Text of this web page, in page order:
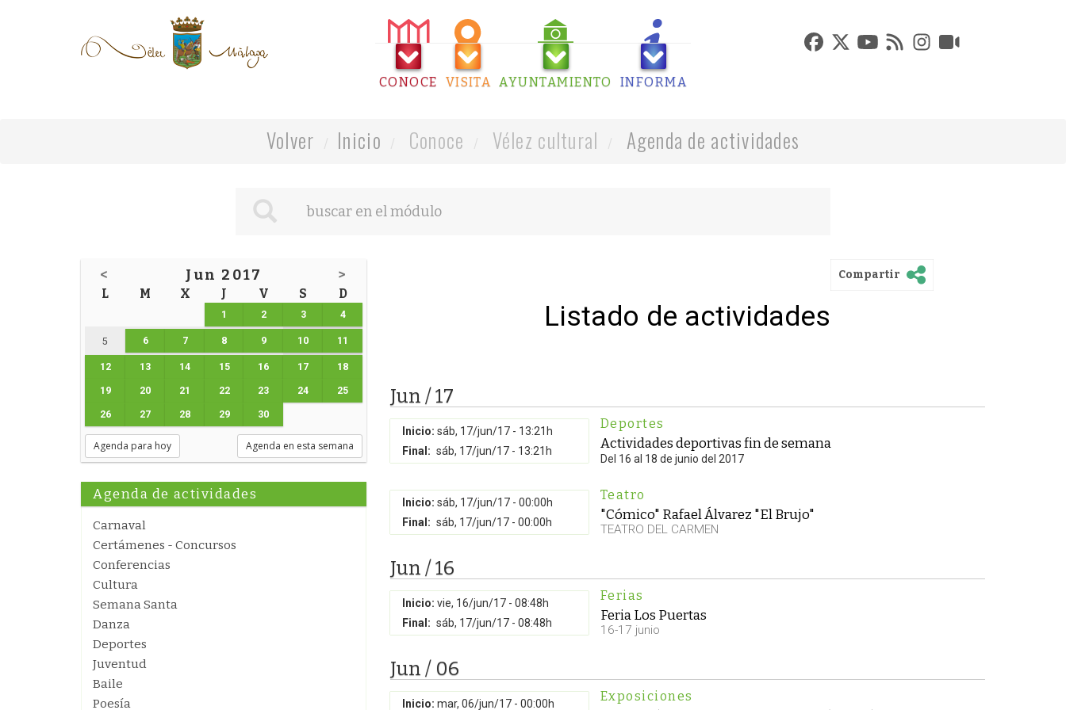
CONOCE VISITA AYUNTAMIENTO INFORMA
Volver Inicio Conoce Vélez cultural Agenda de actividades
< Jun 2017 >
L M X J V S D
1 2 3 4
5 6 7 8 9 10 11
12 13 14 15 16 17 18
19 20 21 22 23 24 25
26 27 28 29 30
Agenda para hoy Agenda en esta semana
Agenda de actividades
Carnaval
Certámenes - Concursos
Conferencias
Cultura
Semana Santa
Danza
Deportes
Juventud
Baile
Poesía
Compartir
Listado de actividades
Jun / 17
Inicio: sáb, 17/jun/17 - 13:21h
Final: sáb, 17/jun/17 - 13:21h
Deportes
Actividades deportivas fin de semana
Del 16 al 18 de junio del 2017
Inicio: sáb, 17/jun/17 - 00:00h
Final: sáb, 17/jun/17 - 00:00h
Teatro
"Cómico" Rafael Álvarez "El Brujo"
TEATRO DEL CARMEN
Jun / 16
Inicio: vie, 16/jun/17 - 08:48h
Final: sáb, 17/jun/17 - 08:48h
Ferias
Feria Los Puertas
16-17 junio
Jun / 06
Inicio: mar, 06/jun/17 - 00:00h Exposiciones